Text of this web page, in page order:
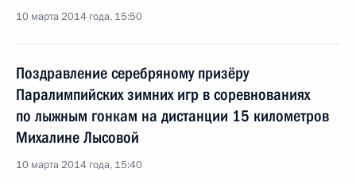
10 марта 2014 года, 15:50
Поздравление серебряному призёру
Паралимпийских зимних игр в соревнованиях
по лыжным гонкам на дистанции 15 километров
Михалине Лысовой
10 марта 2014 года, 15:40